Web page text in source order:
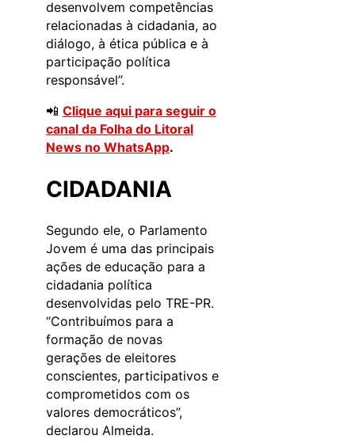
desenvolvem competências
relacionadas à cidadania, ao
diálogo, à ética pública e à
participação política
responsável”.
📲 Clique aqui para seguir o
canal da Folha do Litoral
News no WhatsApp.
CIDADANIA
Segundo ele, o Parlamento
Jovem é uma das principais
ações de educação para a
cidadania política
desenvolvidas pelo TRE-PR.
“Contribuímos para a
formação de novas
gerações de eleitores
conscientes, participativos e
comprometidos com os
valores democráticos”,
declarou Almeida.